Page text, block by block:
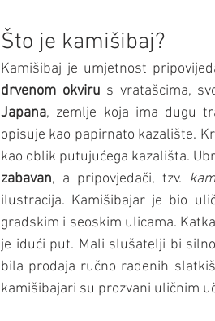
Što je kamišibaj?
Kamišibaj je umjetnost
drvenom okviru s vratašcima,
Japana, zemlje koja ima dugu
opisuje kao papirnato kazalište.
kao oblik putujućega kazališta.
zabavan, a pripovjedači, tzv.
ilustracija. Kamišibajar je bio
gradskim i seoskim ulicama.
je idući put. Mali slušatelji bi
bila prodaja ručno rađenih
kamišibajari su prozvani uličnim